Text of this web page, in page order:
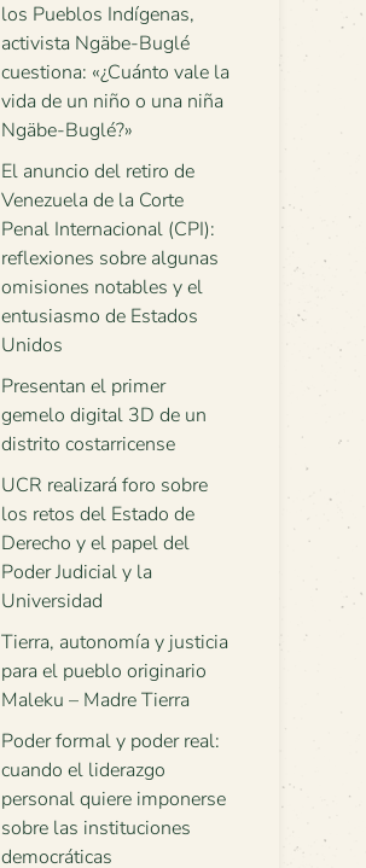
los Pueblos Indígenas,
activista Ngäbe-Buglé
cuestiona: «¿Cuánto vale la
vida de un niño o una niña
Ngäbe-Buglé?»
El anuncio del retiro de
Venezuela de la Corte
Penal Internacional (CPI):
reflexiones sobre algunas
omisiones notables y el
entusiasmo de Estados
Unidos
Presentan el primer
gemelo digital 3D de un
distrito costarricense
UCR realizará foro sobre
los retos del Estado de
Derecho y el papel del
Poder Judicial y la
Universidad
Tierra, autonomía y justicia
para el pueblo originario
Maleku – Madre Tierra
Poder formal y poder real:
cuando el liderazgo
personal quiere imponerse
sobre las instituciones
democráticas